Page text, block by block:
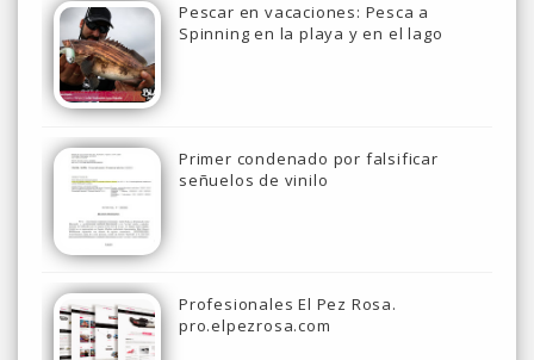
Pescar en vacaciones: Pesca a
Spinning en la playa y en el lago
Primer condenado por falsificar
señuelos de vinilo
Profesionales El Pez Rosa.
pro.elpezrosa.com